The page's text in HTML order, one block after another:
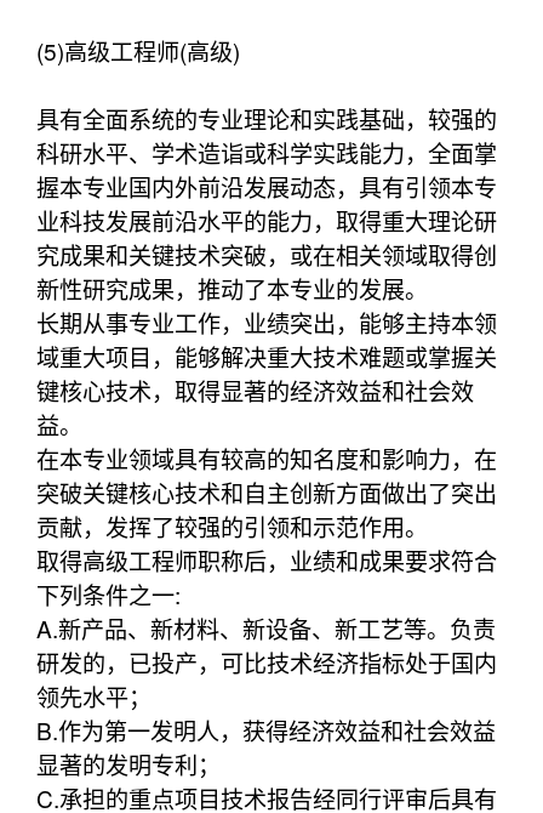
(5)高级工程师(高级)
具有全面系统的专业理论和实践基础，较强的
科研水平、学术造诣或科学实践能力，全面掌
握本专业国内外前沿发展动态，具有引领本专
业科技发展前沿水平的能力，取得重大理论研
究成果和关键技术突破，或在相关领域取得创
新性研究成果，推动了本专业的发展。
长期从事专业工作，业绩突出，能够主持本领
域重大项目，能够解决重大技术难题或掌握关
键核心技术，取得显著的经济效益和社会效
益。
在本专业领域具有较高的知名度和影响力，在
突破关键核心技术和自主创新方面做出了突出
贡献，发挥了较强的引领和示范作用。
取得高级工程师职称后，业绩和成果要求符合
下列条件之一:
A.新产品、新材料、新设备、新工艺等。负责
研发的，已投产，可比技术经济指标处于国内
领先水平；
B.作为第一发明人，获得经济效益和社会效益
显著的发明专利；
C.承担的重点项目技术报告经同行评审后具有